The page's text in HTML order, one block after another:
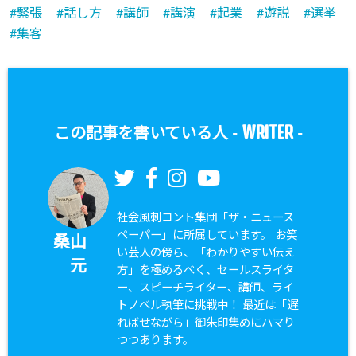
緊張
話し方 講師 講演 起業 遊説
選挙
集客
この記事を書いている人 - WRITER-
桑山
元
社会風刺コント集団「ザ・ニュース
ペーパー」に所属しています。 お笑
い芸人の傍ら、「わかりやすい伝え
方」を極めるべく、セールスライタ
ー、スピーチライター、講師、ライ
トノベル執筆に挑戦中！ 最近は「遅
ればせながら」御朱印集めにハマり
つつあります。